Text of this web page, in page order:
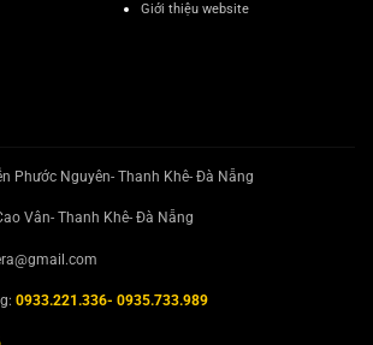
Giới thiệu website
Phước Nguyên- Thanh Khê- Đà Nẵng
Vân- Thanh Khê- Đà Nẵng
0933.221.336- 0935.733.989